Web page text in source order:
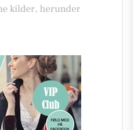
kilder, herunder